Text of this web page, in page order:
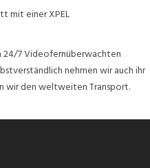
mit einer XPEL
24/7 Videofernüberwachten
nehmen wir auch ihr
wir den weltweiten Transport.